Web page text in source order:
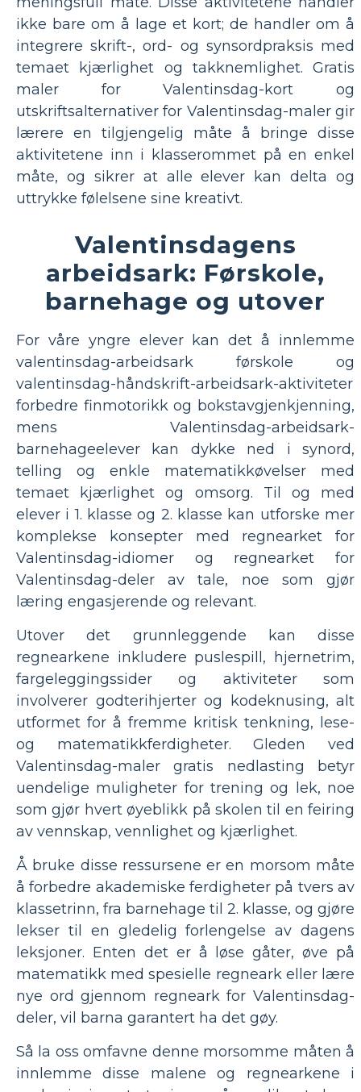
ikke bare om å lage et kort; de handler om å
integrere skrift-, ord- og synsordpraksis med
temaet kjærlighet og takknemlighet. Gratis
maler for Valentinsdag-kort og
utskriftsalternativer for Valentinsdag-maler gir
lærere en tilgjengelig måte å bringe disse
aktivitetene inn i klasserommet på en enkel
måte, og sikrer at alle elever kan delta og
uttrykke følelsene sine kreativt.
Valentinsdagens
arbeidsark: Førskole,
barnehage og utover
For våre yngre elever kan det å innlemme
valentinsdag-arbeidsark førskole og
valentinsdag-håndskrift-arbeidsark-aktiviteter
forbedre finmotorikk og bokstavgjenkjenning,
mens Valentinsdag-arbeidsark-
barnehageelever kan dykke ned i synord,
telling og enkle matematikkøvelser med
temaet kjærlighet og omsorg. Til og med
elever i 1. klasse og 2. klasse kan utforske mer
komplekse konsepter med regnearket for
Valentinsdag-idiomer og regnearket for
Valentinsdag-deler av tale, noe som gjør
læring engasjerende og relevant.
Utover det grunnleggende kan disse
regnearkene inkludere puslespill, hjernetrim,
fargeleggingssider og aktiviteter som
involverer godterihjerter og kodeknusing, alt
utformet for å fremme kritisk tenkning, lese-
og matematikkferdigheter. Gleden ved
Valentinsdag-maler gratis nedlasting betyr
uendelige muligheter for trening og lek, noe
som gjør hvert øyeblikk på skolen til en feiring
av vennskap, vennlighet og kjærlighet.
Å bruke disse ressursene er en morsom måte
å forbedre akademiske ferdigheter på tvers av
klassetrinn, fra barnehage til 2. klasse, og gjøre
lekser til en gledelig forlengelse av dagens
leksjoner. Enten det er å løse gåter, øve på
matematikk med spesielle regneark eller lære
nye ord gjennom regneark for Valentinsdag-
deler, vil barna garantert ha det gøy.
Så la oss omfavne denne morsomme måten å
innlemme disse malene og regnearkene i